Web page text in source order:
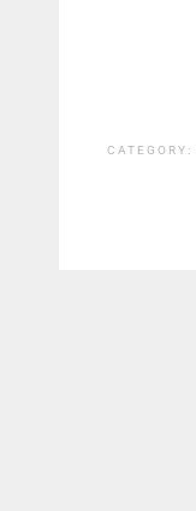
CATEGORY: